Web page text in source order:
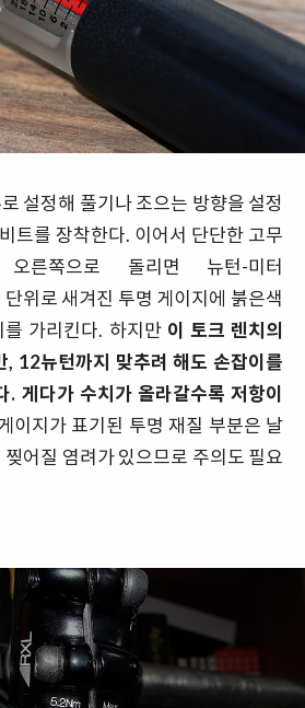
설정해 풀기나 조으는 방향을 설정
트를 장착한다. 이어서 단단한 고무
른쪽으로 돌리면 뉴턴-미터
위로 새겨진 투명 게이지에 붉은색
가리킨다. 하지만 이 토크 렌치의
, 12뉴턴까지 맞추려 해도 손잡이를
. 게다가 수치가 올라갈수록 저항이
이지가 표기된 투명 재질 부분은 날
어질 염려가 있으므로 주의도 필요